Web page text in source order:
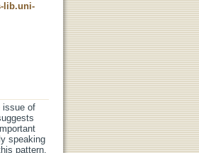
lib.uni-
issue of
speaking
pattern.